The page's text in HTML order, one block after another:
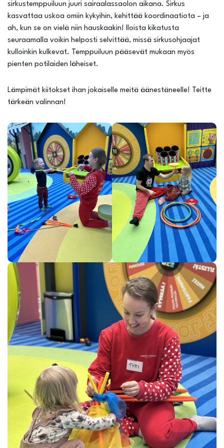
sirkustemppuiluun juuri sairaalassaolon aikana. Sirkus
kasvattaa uskoa omiin kykyihin, kehittää koordinaatiota – ja
ah, kun se on vielä niin hauskaakin! Iloista kikatusta
seuraamalla voikin helposti selvittää, missä sirkusohjaajat
kulloinkin kulkevat. Temppuiluun pääsevät mukaan myös
pienten potilaiden läheiset.
Lämpimät kiitokset ihan jokaiselle meitä äänestäneelle! Teitte
tärkeän valinnan!